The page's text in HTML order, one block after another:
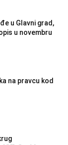
u Glavni grad,
u novembru
na pravcu kod